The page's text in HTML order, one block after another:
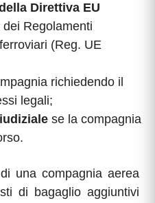
Direttiva EU
Regolamenti
(Reg. UE
richiedendo il
legali;
se la compagnia
una compagnia aerea
di bagaglio aggiuntivi